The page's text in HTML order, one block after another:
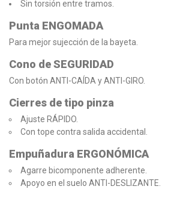
Sin torsión entre tramos.
Punta ENGOMADA
Para mejor sujección de la bayeta.
Cono de SEGURIDAD
Con botón ANTI-CAÍDA y ANTI-GIRO.
Cierres de tipo pinza
Ajuste RÁPIDO.
Con tope contra salida accidental.
Empuñadura ERGONÓMICA
Agarre bicomponente adherente.
Apoyo en el suelo ANTI-DESLIZANTE.